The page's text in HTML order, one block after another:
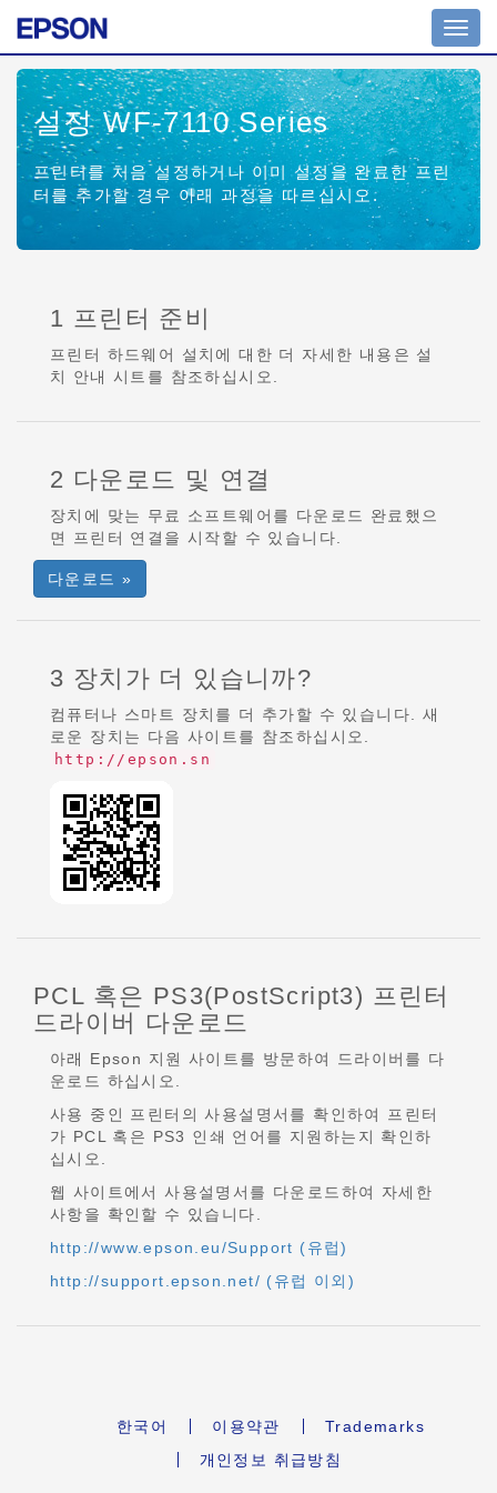
설정 WF-7110 Series
프린터를 처음 설정하거나 이미 설정을 완료한 프린
터를 추가할 경우 아래 과정을 따르십시오.
1 프린터 준비
프린터 하드웨어 설치에 대한 더 자세한 내용은 설
치 안내 시트를 참조하십시오.
2 다운로드 및 연결
장치에 맞는 무료 소프트웨어를 다운로드 완료했으
면 프린터 연결을 시작할 수 있습니다.
다운로드 »
3 장치가 더 있습니까?
컴퓨터나 스마트 장치를 더 추가할 수 있습니다. 새
로운 장치는 다음 사이트를 참조하십시오.
http://epson.sn
PCL 혹은 PS3(PostScript3) 프린터
드라이버 다운로드
아래 Epson 지원 사이트를 방문하여 드라이버를 다
운로드 하십시오.
사용 중인 프린터의 사용설명서를 확인하여 프린터
가 PCL 혹은 PS3 인쇄 언어를 지원하는지 확인하
십시오.
웹 사이트에서 사용설명서를 다운로드하여 자세한
사항을 확인할 수 있습니다.
http://www.epson.eu/Support (유럽)
http://support.epson.net/ (유럽 이외)
한국어 이용약관
Trademarks
개인정보 취급방침